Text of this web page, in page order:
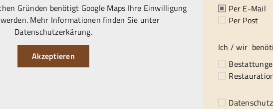
Gründen benötigt Google Maps Ihre Einwilligung
Mehr Informationen finden Sie unter
Datenschutzerkärung.
Akzeptieren
Per E-Mail
Per Post
Ich / wir